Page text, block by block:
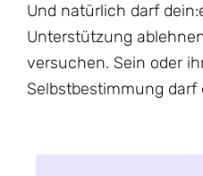
Und natürlich darf
Unterstützung
versuchen. Sein oder
Selbstbestimmung darf